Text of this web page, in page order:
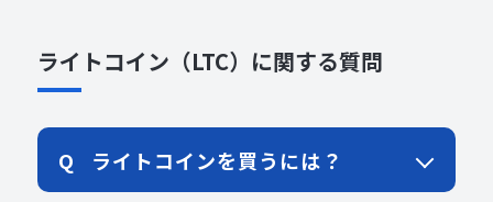
ライトコイン（LTC）に関する質問
ライトコインを買うには？